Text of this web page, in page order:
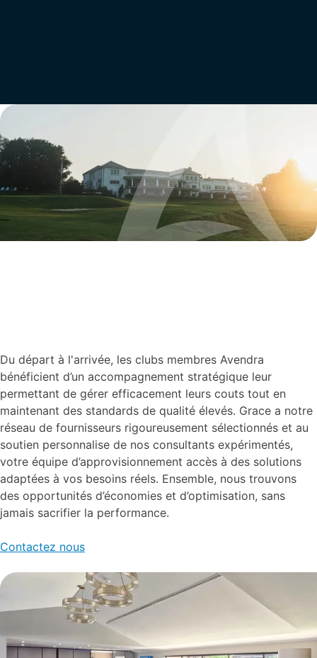
Du départ à l'arrivée, les clubs membres Avendra
bénéficient d’un accompagnement stratégique leur
permettant de gérer efficacement leurs couts tout en
maintenant des standards de qualité élevés. Grace a notre
réseau de fournisseurs rigoureusement sélectionnés et au
soutien personnalise de nos consultants expérimentés,
votre équipe d’approvisionnement accès à des solutions
adaptées à vos besoins réels. Ensemble, nous trouvons
des opportunités d’économies et d’optimisation, sans
jamais sacrifier la performance.
Contactez nous